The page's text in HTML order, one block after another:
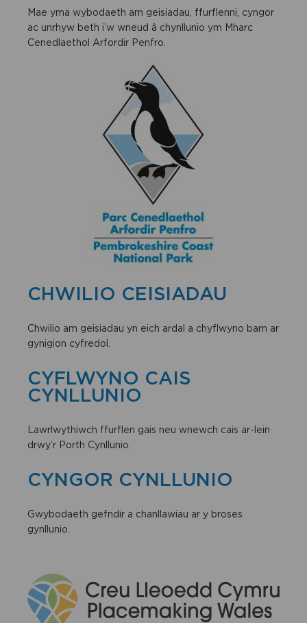
Mae yma wybodaeth am geisiadau, ffurflenni, cyngor
ac unrhyw beth i’w wneud â chynllunio ym Mharc
Cenedlaethol Arfordir Penfro.
CHWILIO CEISIADAU
Chwilio am geisiadau yn eich ardal a chyflwyno barn ar
gynigion cyfredol.
CYFLWYNO CAIS
CYNLLUNIO
Lawrlwythiwch ffurflen gais neu wnewch cais ar-lein
drwy’r Porth Cynllunio.
CYNGOR CYNLLUNIO
Gwybodaeth gefndir a chanllawiau ar y broses
gynllunio.